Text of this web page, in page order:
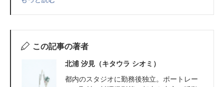
この記事の著者
北浦 汐見（キタウラ シオミ）
都内のスタジオに勤務後独立。ポートレー